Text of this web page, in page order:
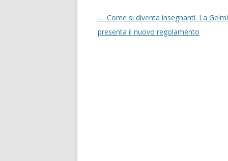
N
a
← Come si diventa insegnanti. La
presenta il nuovo regolamento